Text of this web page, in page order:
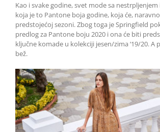
Kao i svake godine, svet mode sa nestrpljenjem
koja je to Pantone boja godine, koja će,
predstojećoj sezoni. Zbog toga je Springfield
predlog za Pantone boju 2020 i ona će biti
ključne komade u kolekciji jesen/zima ‘19/20. A
bež.